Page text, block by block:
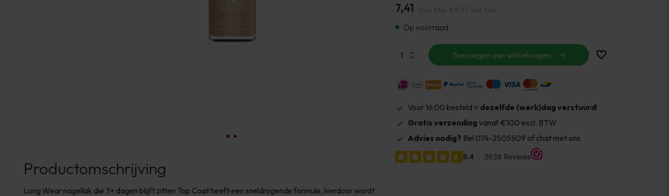
Productomschrijving
Long Wear nagellak die 7+ dagen blijft zitten Top Coat heeft een sneldrogende formule, hierdoor wordt
7,41 Excl. btw €8,97 Incl. btw
Op voorraad
Toevoegen aan winkelwagen
Voor 16:00 besteld = dezelfde (werk)dag verstuurd!
Gratis verzending vanaf €100 excl. BTW
Advies nodig? Bel 074-2505509 of chat met ons